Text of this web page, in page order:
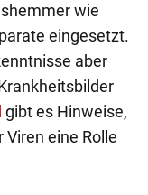
wie
eingesetzt.
aber
gibt es Hinweise,
eine Rolle